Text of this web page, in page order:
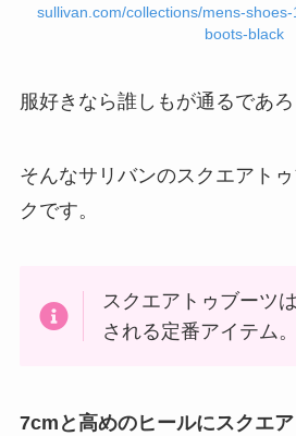
sullivan.com/collections/mens-
boots-black
服好きなら誰しもが通るであろ
そんなサリバンのスクエアト
クです。
スクエアトゥブーツ
される定番アイテム。
7cmと高めのヒールにスクエ